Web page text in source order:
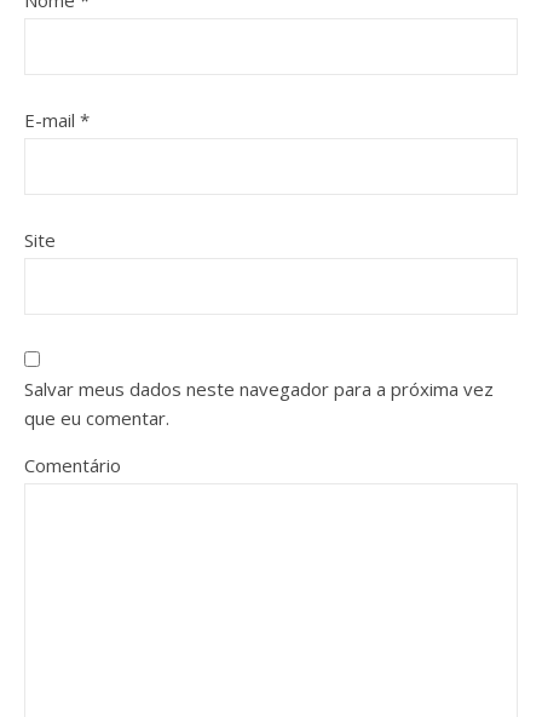
E-mail *
Site
Salvar meus dados neste navegador para a próxima vez
que eu comentar.
Comentário